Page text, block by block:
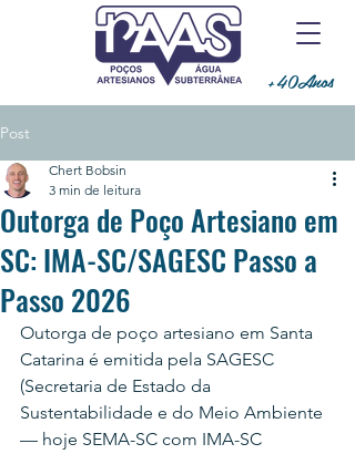
+40Anos
Post
Outorga de Poço Artesiano em
SC: IMA-SC/SAGESC Passo a
Passo 2026
Chert Bobsin
3 min de leitura
Outorga de poço artesiano em Santa
Catarina é emitida pela SAGESC
(Secretaria de Estado da
Sustentabilidade e do Meio Ambiente
— hoje SEMA-SC com IMA-SC